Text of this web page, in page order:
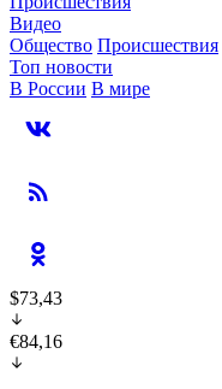
Видео
Общество Происшествия
Топ новости
В России В мире
$73,43
€84,16